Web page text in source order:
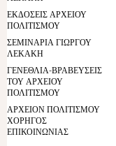
ΕΚΔΟΣΕΙΣ ΑΡΧΕΙΟΥ
ΠΟΛΙΤΙΣΜΟΥ
ΣΕΜΙΝΑΡΙΑ ΓΙΩΡΓΟΥ
ΛΕΚΑΚΗ
ΓΕΝΕΘΛΙΑ-ΒΡΑΒΕΥΣΕΙΣ
ΤΟΥ ΑΡΧΕΙΟΥ
ΠΟΛΙΤΙΣΜΟΥ
ΑΡΧΕΙΟΝ ΠΟΛΙΤΙΣΜΟΥ
ΧΟΡΗΓΟΣ
ΕΠΙΚΟΙΝΩΝΙΑΣ